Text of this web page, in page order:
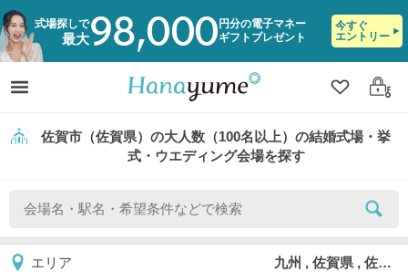
式場探しで
最大98,000 円分の電子マネー
ギフトプレゼント
今すぐ
エントリー
クリップ
ログ
佐賀市（佐賀県）の大人数（100名以上）の結婚式場・挙
式・ウエディング会場を探す
エリア 九州 , 佐賀県 , 佐賀市